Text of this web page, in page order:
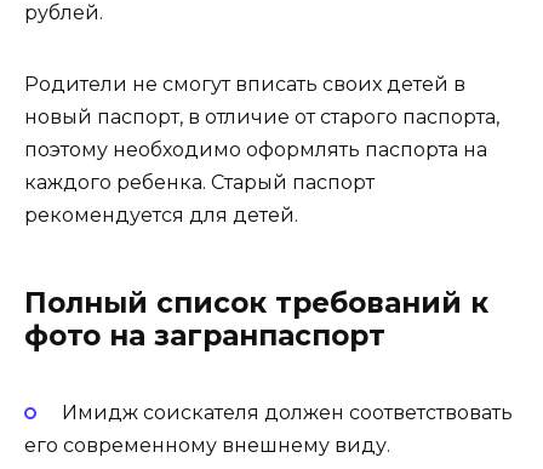
рублей.
Родители не смогут вписать своих детей в
новый паспорт, в отличие от старого паспорта,
поэтому необходимо оформлять паспорта на
каждого ребенка. Старый паспорт
рекомендуется для детей.
Полный список требований к
фото на загранпаспорт
Имидж соискателя должен соответствовать
его современному внешнему виду.